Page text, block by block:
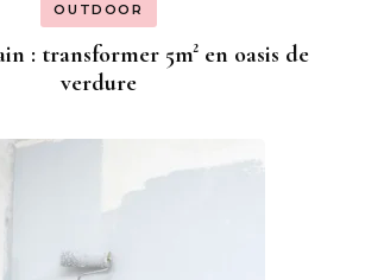
OUTDOOR
: transformer 5m² en oasis de
verdure